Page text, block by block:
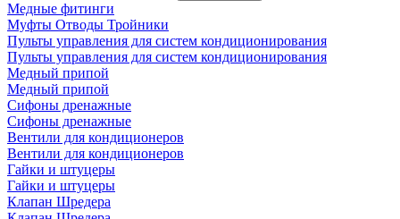
Медные фитинги
Муфты Отводы Тройники
Пульты управления для систем кондиционирования
Пульты управления для систем кондиционирования
Медный припой
Медный припой
Сифоны дренажные
Сифоны дренажные
Вентили для кондиционеров
Вентили для кондиционеров
Гайки и штуцеры
Гайки и штуцеры
Клапан Шредера